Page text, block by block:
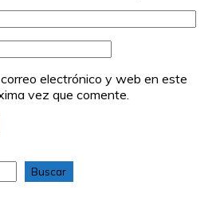
electrónico y web en este
vez que comente.
Buscar